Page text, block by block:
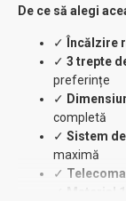
De ce să alegi
✓ Încălzire
✓ 3 trepte
preferințe
✓
completă
✓ Sistem
maximă
✓
Material